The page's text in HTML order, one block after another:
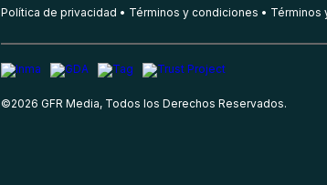
Política de privacidad Términos y condiciones Términos
©2026 GFR Media, Todos los Derechos Reservados.